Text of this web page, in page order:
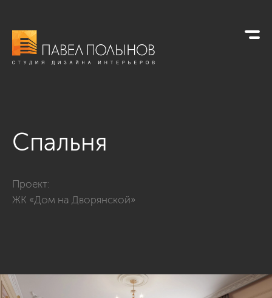
Спальня
Проект:
ЖК «Дом на Дворянской»